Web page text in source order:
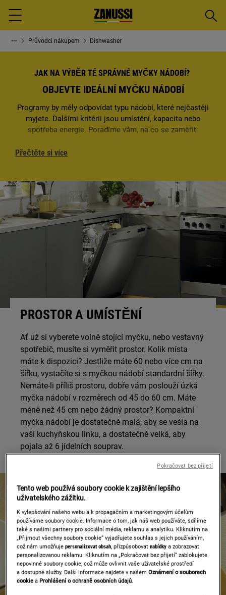
Menu
Průvodci nákupem Dishwasher
JAK NA VÝBĚR TÉ SPRÁVNÉ MYČKY NÁDOBÍ?
OBJEVTE IDEÁLNÍ MYČKU NÁDOBÍ
Programy by měly odpovídat typu nádobí, které nejčastěji
myjete. Dalšími kritérii jsou umístění, kapacita nebo
spotřeba energie. Poradíme vám, na co se zaměřit.
Přečtěte si více
PROSTOR A UMÍSTĚNÍ
Ať už si vyberete volně stojící myčku, nebo vestavný
spotřebič, musíte si vyměřit prostor. Kolik místa
máte k dispozici? Jestliže máte 60 nebo více cm na
šířku, vystačíte si s myčkou nádobí standardní šířky.
Nemáte-li příliš prostoru, dobře vám poslouží úzká
myčka nádobí v rozměrech od 45 do 60 cm. Máte
méně než 45 cm nebo žádný prostor? Kompaktní
myčka nádobí je dostatečně malá, aby se vešla na
vaši kuchyňskou linku, a dostatečně velká, aby
pojala až 6 jídelních souprav.
Tento web používá soubory cookie k zajištění lepšího
uživatelského zážitku.
K vylepšování našeho webu a k propagačním a marketingovým účelům
používáme soubory cookie. Informace o tom, jak náš web používáte, sdílíme
také s našimi partnery pro sociální média, reklamu a analytiku. Kliknutím na
„Přijmout všechny soubory cookie“ vyjadřujete souhlas s jejich používáním,
což nám umožňujepersonalizovat obsah, přizpůsobovatnabídky a zobrazovat
personalizovanou reklamu. Kliknutím na „Pokračovat bez přijetí“ zablokujete
nepovinné soubory cookie, což může ovlivnit vaše uživatelské prostředí
a dostupné služby. Další informace najdete v našemOznámení o souborech
cookie a Prohlášení o ochraně osobních údajů.
Pokračovat bez přijetí